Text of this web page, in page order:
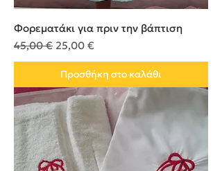
Φορεματάκι για πριν την βάπτιση
Κανονική τιμή
45,00 € Τιμή Έκπτωσης
25,00 €
Προσθήκη στο καλάθι